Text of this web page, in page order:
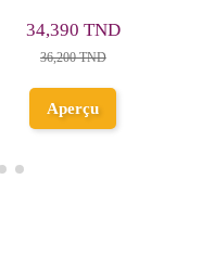
Laila...
30,400 TND
32,000 TND
Aperçu